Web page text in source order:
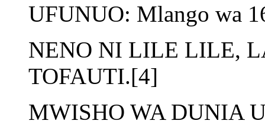
UFUNUO: Mlango wa
NENO NI LILE LILE,
TOFAUTI.[4]
MWISHO WA DUNIA